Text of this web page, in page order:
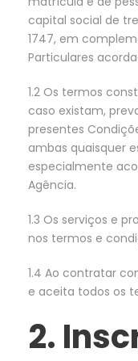
capital social de
1747, em
Particulares
1.2 Os termos
caso existam,
presentes
ambas quaisquer
especialmente
Agência.
1.3 Os serviços e
nos termos e
1.4 Ao contratar
e aceita todos os
2.